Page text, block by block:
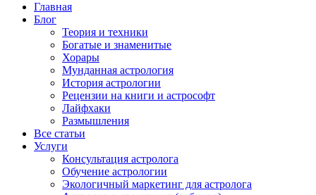
Главная
Блог
Теория и техники
Богатые и знаменитые
Хорары
Мунданная астрология
История астрологии
Рецензии на книги и астрософт
Лайфхаки
Размышления
Все статьи
Услуги
Консультация астролога
Обучение астрологии
Экологичный маркетинг для астролога